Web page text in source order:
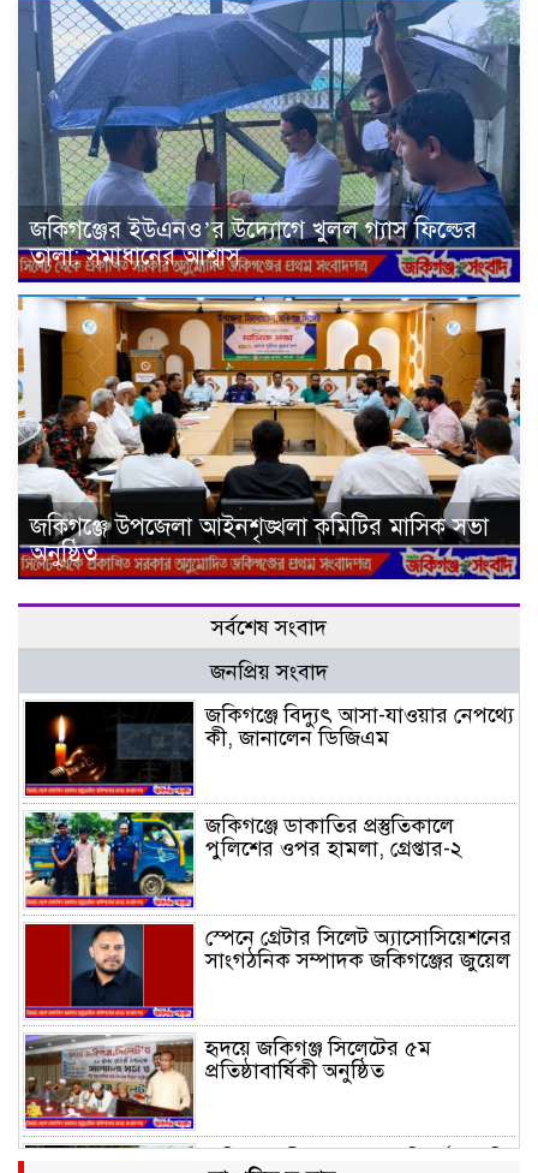
জকিগঞ্জের ইউএনও’র উদ্যোগে খুলল গ্যাস ফিল্ডের
তালা: সমাধানের আশ্বাস
জকিগঞ্জে উপজেলা আইনশৃঙ্খলা কমিটির মাসিক সভা
অনুষ্ঠিত
সর্বশেষ সংবাদ
জনপ্রিয় সংবাদ
জকিগঞ্জে বিদ্যুৎ আসা-যাওয়ার নেপথ্যে
কী, জানালেন ডিজিএম
জকিগঞ্জে ডাকাতির প্রস্তুতিকালে
পুলিশের ওপর হামলা, গ্রেপ্তার-২
স্পেনে গ্রেটার সিলেট অ্যাসোসিয়েশনের
সাংগঠনিক সম্পাদক জকিগঞ্জের জুয়েল
হৃদয়ে জকিগঞ্জ সিলেটের ৫ম
প্রতিষ্ঠাবার্ষিকী অনুষ্ঠিত